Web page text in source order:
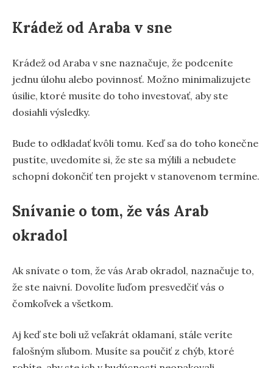
Krádež od Araba v sne
Krádež od Araba v sne naznačuje, že podceníte
jednu úlohu alebo povinnosť. Možno minimalizujete
úsilie, ktoré musíte do toho investovať, aby ste
dosiahli výsledky.
Bude to odkladať kvôli tomu. Keď sa do toho konečne
pustíte, uvedomíte si, že ste sa mýlili a nebudete
schopní dokončiť ten projekt v stanovenom termíne.
Snívanie o tom, že vás Arab
okradol
Ak snívate o tom, že vás Arab okradol, naznačuje to,
že ste naivní. Dovolíte ľuďom presvedčiť vás o
čomkoľvek a všetkom.
Aj keď ste boli už veľakrát oklamaní, stále veríte
falošným sľubom. Musíte sa poučiť z chýb, ktoré